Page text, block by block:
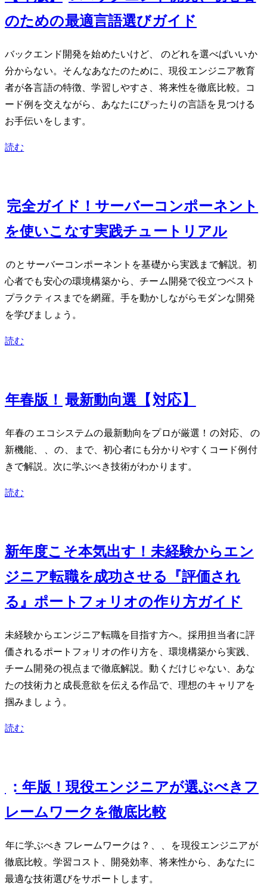
のための最適言語選びガイド
バックエンド開発を始めたいけど、Python, JavaScript, Goのどれを選べばいいか
分からない...。そんなあなたのために、現役エンジニア教育
者が各言語の特徴、学習しやすさ、将来性を徹底比較。コ
ード例を交えながら、あなたにぴったりの言語を見つける
お手伝いをします。
読む
Next.js 15 App Router完全ガイド！サーバーコンポーネント
を使いこなす実践チュートリアル
Next.js 15のApp Routerとサーバーコンポーネントを基礎から実践まで解説。初
心者でも安心の環境構築から、チーム開発で役立つベスト
プラクティスまでを網羅。手を動かしながらモダンなWeb開発
を学びましょう。
読む
2024年春版！JavaScript/TypeScript最新動向5選【Bun/Node.js/Deno対応】
2024年春のJavaScript/TypeScriptエコシステムの最新動向をプロが厳選！BunのWindows対応、TypeScript 5.4の
新機能、Node.js 22、DenoのJSR、Temporal APIまで、初心者にも分かりやすくコード例付
きで解説。次に学ぶべき技術がわかります。
読む
新年度こそ本気出す！未経験からエン
ジニア転職を成功させる『評価され
る』ポートフォリオの作り方ガイド
未経験からエンジニア転職を目指す方へ。採用担当者に評
価されるポートフォリオの作り方を、環境構築から実践、
チーム開発の視点まで徹底解説。動くだけじゃない、あな
たの技術力と成長意欲を伝える作品で、理想のキャリアを
掴みましょう。
読む
React vs Vue vs Angular：2024年版！現役エンジニアが選ぶべきフ
レームワークを徹底比較
2024年に学ぶべきJavaScriptフレームワークは？React、Vue、Angularを現役エンジニアが
徹底比較。学習コスト、開発効率、将来性から、あなたに
最適な技術選びをサポートします。